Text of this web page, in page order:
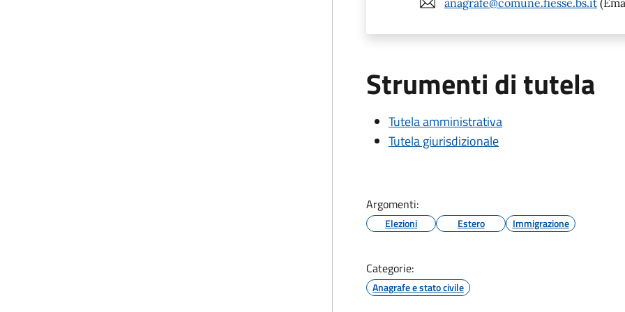
Strumenti di tutela
Tutela amministrativa
Tutela giurisdizionale
Argomenti:
Elezioni Estero Immigrazione
Categorie:
Anagrafe e stato civile